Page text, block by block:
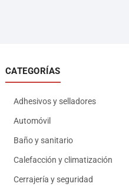
CATEGORÍAS
Adhesivos y selladores
Automóvil
Baño y sanitario
Calefacción y climatización
Cerrajería y seguridad